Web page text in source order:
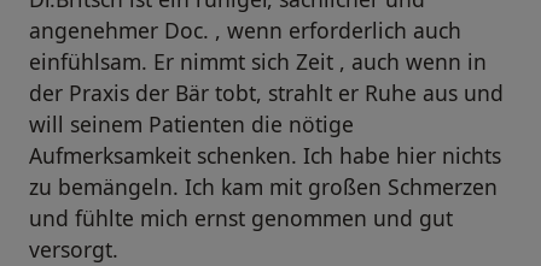
angenehmer Doc. , wenn erforderlich auch
einfühlsam. Er nimmt sich Zeit , auch wenn in
der Praxis der Bär tobt, strahlt er Ruhe aus und
will seinem Patienten die nötige
Aufmerksamkeit schenken. Ich habe hier nichts
zu bemängeln. Ich kam mit großen Schmerzen
und fühlte mich ernst genommen und gut
versorgt.